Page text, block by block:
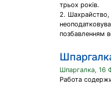
трьох років.
2. Шахрайство,
позбавленням
Шпаргалка, 16
Работа